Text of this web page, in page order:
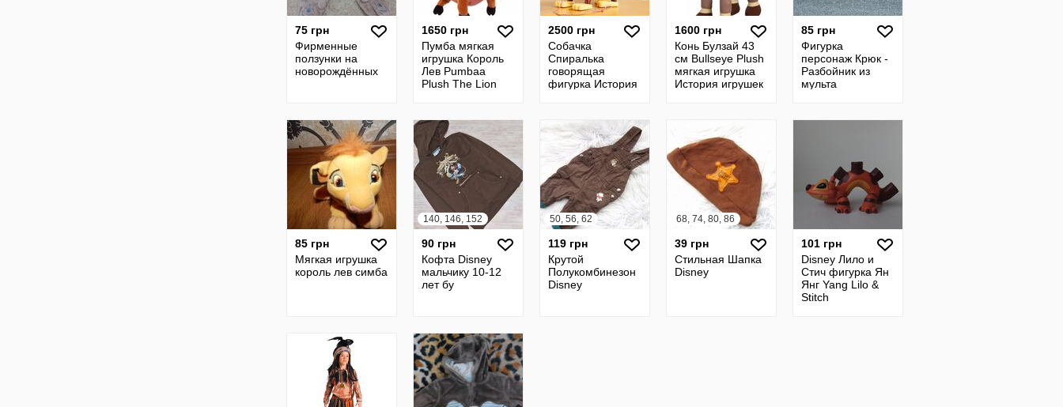
75 грн
Фирменные
ползунки на
новорождённых
1650 грн
Пумба мягкая
игрушка Король
Лев Pumbaa
Plush The Lion
2500 грн
Собачка
Спиралька
говорящая
фигурка История
1600 грн
Конь Булзай 43
см Bullseye Plush
мягкая игрушка
История игрушек
85 грн
Фигурка
персонаж Крюк -
Разбойник из
мульта
история
85 грн
Мягкая игрушка
король лев симба
140, 146, 152
90 грн
Кофта Disney
мальчику 10-12
лет бу
50, 56, 62
119 грн
Крутой
Полукомбинезон
Disney
68, 74, 80, 86
39 грн
Стильная Шапка
Disney
101 грн
Disney Лило и
Стич фигурка Ян
Янг Yang Lilo &
Stitch